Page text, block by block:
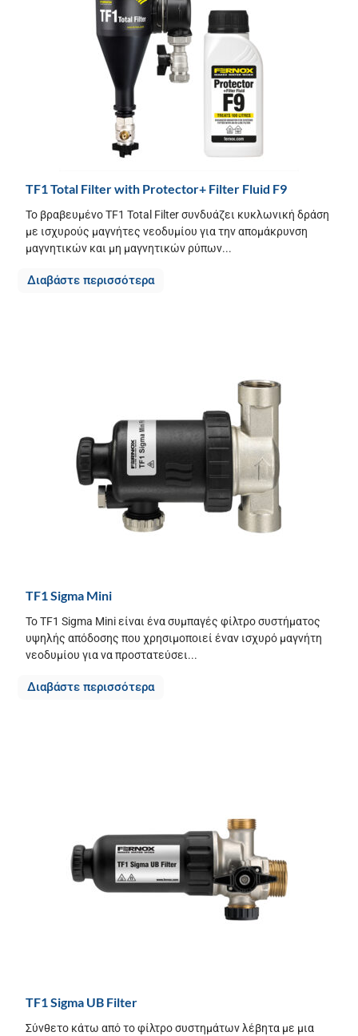
TF1 Total Filter with Protector+ Filter Fluid F9
Το βραβευμένο TF1 Total Filter συνδυάζει κυκλωνική δράση
με ισχυρούς μαγνήτες νεοδυμίου για την απομάκρυνση
μαγνητικών και μη μαγνητικών ρύπων...
Διαβάστε περισσότερα
TF1 Sigma Mini
Το TF1 Sigma Mini είναι ένα συμπαγές φίλτρο συστήματος
υψηλής απόδοσης που χρησιμοποιεί έναν ισχυρό μαγνήτη
νεοδυμίου για να προστατεύσει...
Διαβάστε περισσότερα
TF1 Sigma UB Filter
Σύνθετο κάτω από το φίλτρο συστημάτων λέβητα με μια